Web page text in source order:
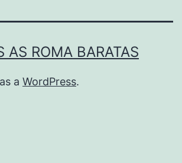
AS ROMA BARATAS
a WordPress.